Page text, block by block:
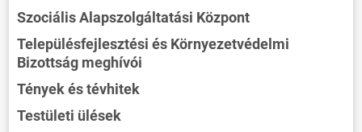
Szociális Alapszolgáltatási Központ
Településfejlesztési és Környezetvédelmi
Bizottság meghívói
Tények és tévhitek
Testületi ülések